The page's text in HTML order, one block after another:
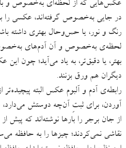
عکس‌هایی که از لحظه‌ای به‌خصوص و
در جایی به‌خصوص گرفته‌اند، عکسی را
رنگ و نور، یا حس‌وحال بهتری داشته
لحظه‌ی به‌خصوص و آن آدم‌های
بهتر، یا دقیق‌تر، به یاد می‌آید؛ چون
دیگران هم ورق بزنند.
رابطه‌ی آدم و آلبوم عکس البته پیچیده‌تر
آوردن، برای ثبتِ آن‌چه دوستش
از جان برجر را بارها نوشته‌اند که پیش
نقاشی نمی‌کردند؛ چیزها را به حافظه